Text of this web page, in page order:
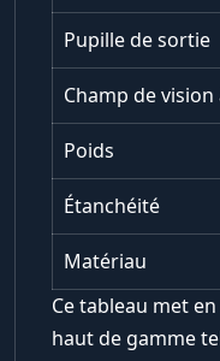
Pupille de sortie
Champ de vision
Poids
Étanchéité
Matériau
Ce tableau met
haut de gamme